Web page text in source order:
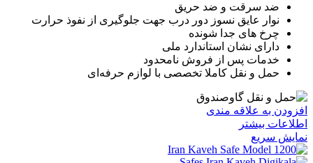
ضد سرقت و ضد حریق
نوار عایق نسوز دور درب جهت جلوگیری از نفوذ حرارت
چرخ های جدا شونده
دارای نشان استاندارد ملی
خدمات پس از فروش نامحدود
حمل و نقل کاملا تخصصی با لوازم حرفه‌ای
افزودن به علاقه مندی
اطلاعات بیشتر
نمایش سریع